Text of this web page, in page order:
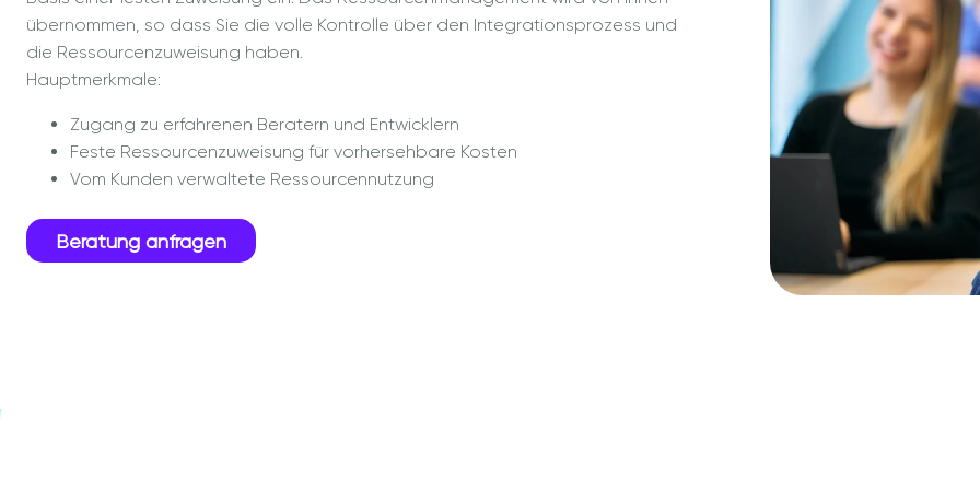
übernommen, so dass Sie die volle Kontrolle über den Integrationsprozess und
die Ressourcenzuweisung haben.
Hauptmerkmale:
Zugang zu erfahrenen Beratern und Entwicklern
Feste Ressourcenzuweisung für vorhersehbare Kosten
Vom Kunden verwaltete Ressourcennutzung
Beratung anfragen